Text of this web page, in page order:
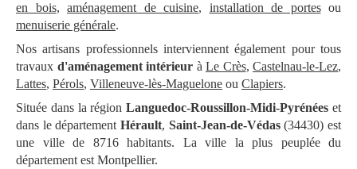
en bois, aménagement de cuisine, installation de portesou
menuiserie générale.
Nos artisans professionnels interviennent également pour tous
travaux d'aménagement intérieur à Le Crès, Castelnau-le-Lez,
Lattes, Pérols, Villeneuve-lès-Maguelone ou Clapiers.
Située dans la régionLanguedoc-Roussillon-Midi-Pyrénées et
dans le département Hérault, Saint-Jean-de-Védas(34430) est
une ville de 8716 habitants. La ville la plus peuplée du
département est Montpellier.